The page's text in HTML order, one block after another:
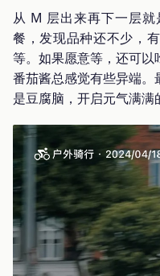
从 M 层出来再下一层
餐，发现品种还不少，
等。如果愿意等，还可
番茄酱总感觉有些异端
是豆腐脑，开启元气满满